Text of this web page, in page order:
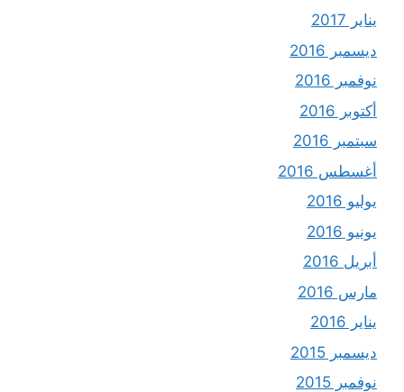
يناير 2017
ديسمبر 2016
نوفمبر 2016
أكتوبر 2016
سبتمبر 2016
أغسطس 2016
يوليو 2016
يونيو 2016
أبريل 2016
مارس 2016
يناير 2016
ديسمبر 2015
نوفمبر 2015